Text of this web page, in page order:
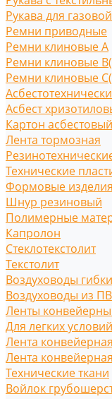
Рукава для
Ремни приводные
Ремни клиновые A
Ремни клиновые
Ремни клиновые
Асбест
Картон асбестовый
Лента тормозная
Технические
Формовые изделия
Шнур резиновый
Полимерные
Капролон
Стеклотекстолит
Текстолит
Воздуховоды
Воздуховоды из
Ленты
Для легких
Лента
Лента
Технические ткани
Войлок